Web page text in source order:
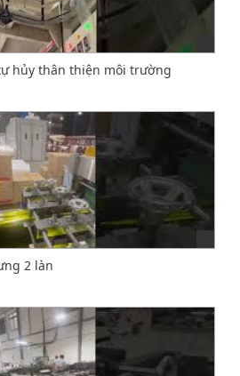
hủy thân thiện môi trường
2 làn